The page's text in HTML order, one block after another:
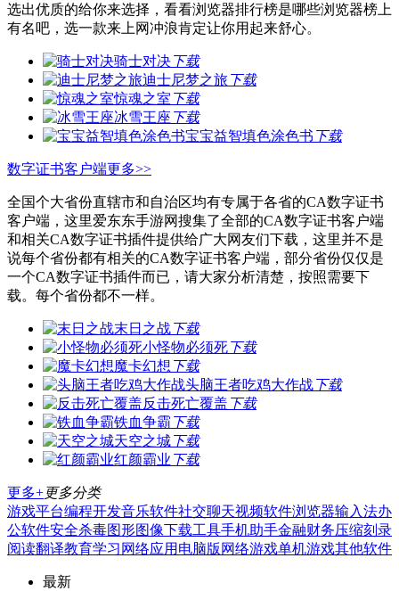
选出优质的给你来选择，看看浏览器排行榜是哪些浏览器榜上
有名吧，选一款来上网冲浪肯定让你用起来舒心。
骑士对决下载
迪士尼梦之旅 下载
惊魂之室 下载
冰雪王座 下载
宝宝益智填色涂色书 下载
数字证书客户端更多>>
全国个大省份直辖市和自治区均有专属于各省的CA数字证书
客户端，这里爱东东手游网搜集了全部的CA数字证书客户端
和相关CA数字证书插件提供给广大网友们下载，这里并不是
说每个省份都有相关的CA数字证书客户端，部分省份仅仅是
一个CA数字证书插件而已，请大家分析清楚，按照需要下
载。每个省份都不一样。
末日之战下载
小怪物必须死下载
魔卡幻想 下载
头脑王者吃鸡大作战下载
反击死亡覆盖 下载
铁血争霸 下载
天空之城下载
红颜霸业 下载
更多+更多分类
游戏平台编程开发音乐软件社交聊天视频软件浏览器输入法办
公软件安全杀毒图形图像下载工具手机助手金融财务压缩刻录
阅读翻译教育学习 网络应用 电脑版 网络游戏单机游戏其他软件
最新